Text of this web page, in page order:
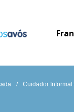
/ Cuidador